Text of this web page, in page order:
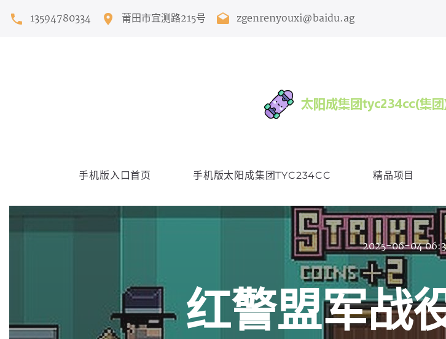
13594780334 莆田市宜测路215号 zgenrenyouxi@baidu.ag
手机版入口首页 手机版太阳成集团TYC234CC 精品项目
2025-06-04
红警盟军战